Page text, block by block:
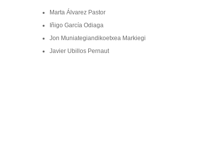
Marta Álvarez Pastor
Iñigo García Odiaga
Jon Muniategiandikoetxea Markiegi
Javier Ubillos Pernaut